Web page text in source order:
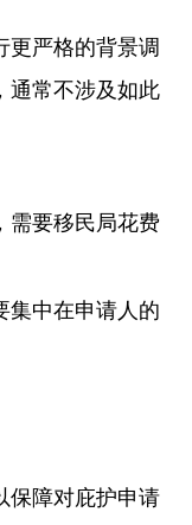
更严格的背景调
通常不涉及如此
需要移民局花费
集中在申请人的
保障对庇护申请